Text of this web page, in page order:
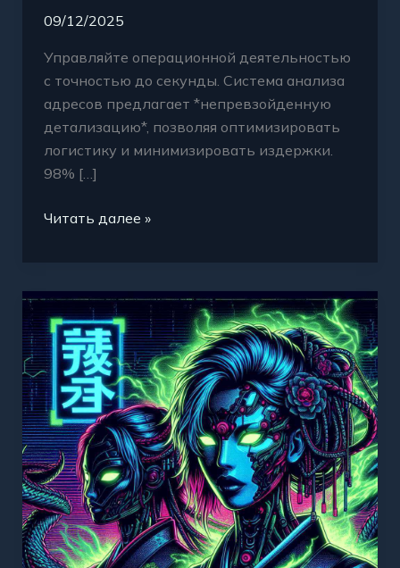
09/12/2025
Управляйте операционной деятельностью
с точностью до секунды. Система анализа
адресов предлагает *непревзойденную
детализацию*, позволяя оптимизировать
логистику и минимизировать издержки.
98% […]
Читать далее »
URL
Кракена
мощь
роста
вашего
бизнеса